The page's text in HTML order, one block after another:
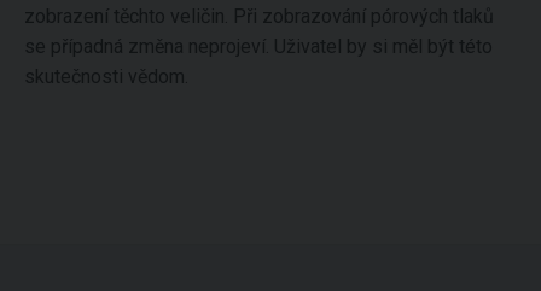
zobrazení těchto veličin. Při zobrazování pórových tlaků
se případná změna neprojeví. Uživatel by si měl být této
skutečnosti vědom.